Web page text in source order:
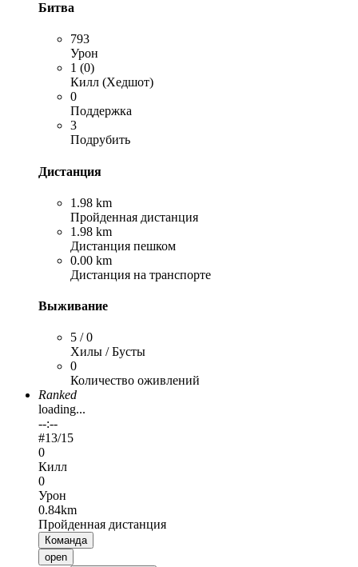
Битва
793
Урон
1 (0)
Килл (Хедшот)
0
Поддержка
3
Подрубить
Дистанция
1.98 km
Пройденная дистанция
1.98 km
Дистанция пешком
0.00 km
Дистанция на транспорте
Выживание
5 / 0
Хилы / Бусты
0
Количество оживлений
Ranked
loading...
--:--
#13/15
0
Килл
0
Урон
0.84km
Пройденная дистанция
Команда
open